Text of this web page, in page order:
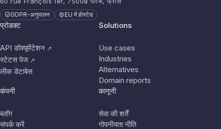
GDPR-अनुपालन EU में होस्टेड
प्रोडक्ट
API डॉक्यूमेंटेशन ↗
स्टेटस पेज ↗
लीक डेटाबेस
Solutions
Use cases
Industries
Alternatives
Domain reports
कंपनी
ब्लॉग
संपर्क करें
कानूनी
सेवा की शर्तें
गोपनीयता नीति